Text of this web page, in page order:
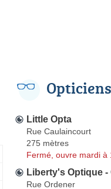
Little Opta
Rue Caulaincourt
275 mètres
Fermé, ouvre mardi à
Liberty's Optique
Rue Ordener